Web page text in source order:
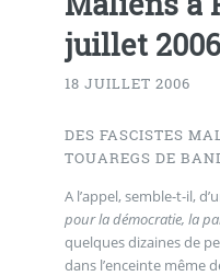
juillet
18 JUILLET 2006
DES FASCISTES
TOUAREGS DE
A l’appel, semble-t-il,
pour la démocratie, la
quelques dizaines de
dans l’enceinte même